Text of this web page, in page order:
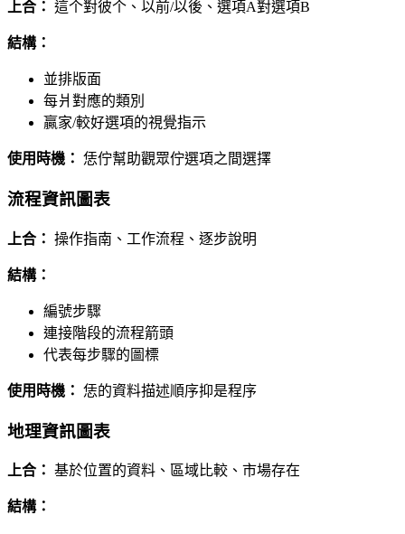
上合： 這个對彼个、以前/以後、選項A對選項B
結構：
並排版面
每爿對應的類別
贏家/較好選項的視覺指示
使用時機： 恁佇幫助觀眾佇選項之間選擇
流程資訊圖表
上合： 操作指南、工作流程、逐步說明
結構：
編號步驟
連接階段的流程箭頭
代表每步驟的圖標
使用時機： 恁的資料描述順序抑是程序
地理資訊圖表
上合： 基於位置的資料、區域比較、市場存在
結構：